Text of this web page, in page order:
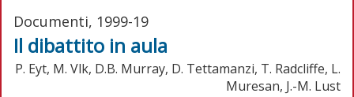
Documenti, 1999-19
Il dibattito in aula
P. Eyt, M. Vlk, D.B. Murray, D. Tettamanzi, T. Radcliffe, L.
Muresan, J.-M. Lust